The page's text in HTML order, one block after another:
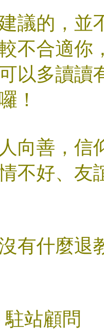
議的，並
不合適你
以多讀讀
！
向善，信
不好、友
有什麼退
駐站顧問